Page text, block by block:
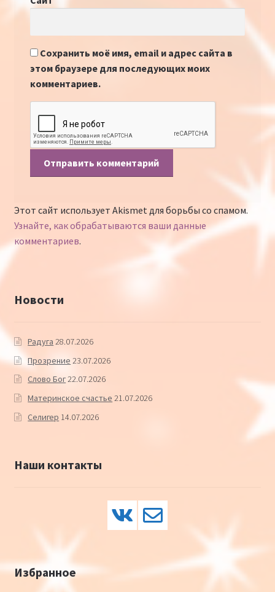
Сохранить моё имя, email и адрес сайта в
этом браузере для последующих моих
комментариев.
Этот сайт использует Akismet для борьбы со спамом.
Узнайте, как обрабатываются ваши данные
комментариев.
Новости
Радуга 28.07.2026
Прозрение 23.07.2026
Слово Бог22.07.2026
Материнское счастье 21.07.2026
Селигер 14.07.2026
Наши контакты
Избранное